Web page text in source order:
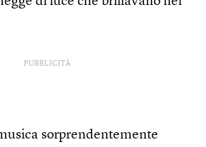
PUBBLICITÀ
sorprendentemente